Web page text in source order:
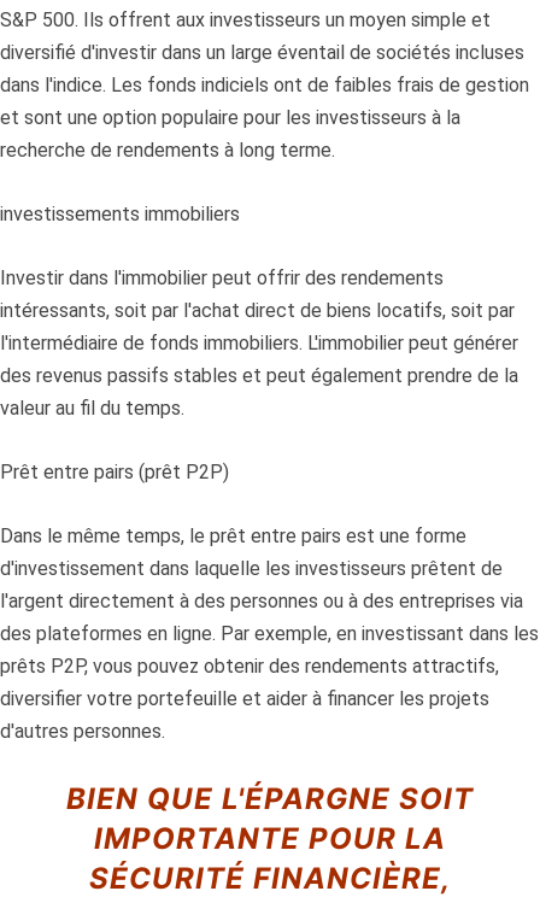
S&P 500. Ils offrent aux investisseurs un moyen simple et
diversifié d'investir dans un large éventail de sociétés incluses
dans l'indice. Les fonds indiciels ont de faibles frais de gestion
et sont une option populaire pour les investisseurs à la
recherche de rendements à long terme.
investissements immobiliers
Investir dans l'immobilier peut offrir des rendements
intéressants, soit par l'achat direct de biens locatifs, soit par
l'intermédiaire de fonds immobiliers. L'immobilier peut générer
des revenus passifs stables et peut également prendre de la
valeur au fil du temps.
Prêt entre pairs (prêt P2P)
Dans le même temps, le prêt entre pairs est une forme
d'investissement dans laquelle les investisseurs prêtent de
l'argent directement à des personnes ou à des entreprises via
des plateformes en ligne. Par exemple, en investissant dans les
prêts P2P, vous pouvez obtenir des rendements attractifs,
diversifier votre portefeuille et aider à financer les projets
d'autres personnes.
BIEN QUE L'ÉPARGNE SOIT
IMPORTANTE POUR LA
SÉCURITÉ FINANCIÈRE,